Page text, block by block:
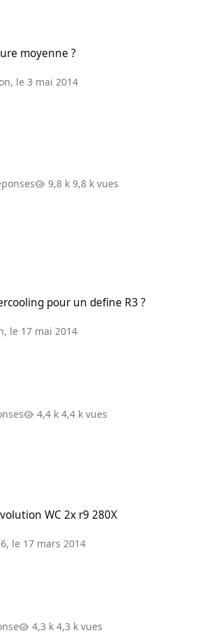
moyenne ?
, le 3 mai 2014
9,8 k vues
pour un define R3 ?
, le 17 mai 2014
4,4 k vues
WC 2x r9 280X
, le 17 mars 2014
4,3 k vues